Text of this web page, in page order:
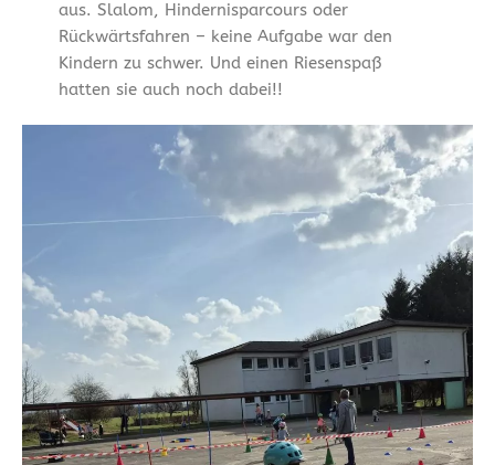
aus. Slalom, Hindernisparcours oder
Rückwärtsfahren – keine Aufgabe war den
Kindern zu schwer. Und einen Riesenspaß
hatten sie auch noch dabei!!